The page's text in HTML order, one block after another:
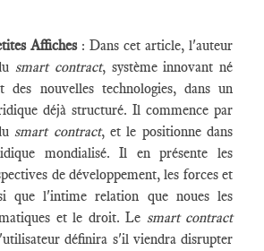
Affiches: Dans cet article, l'auteur
smart contract, système innovant né
des nouvelles technologies, dans un
déjà structuré. Il commence par
smart contract, et le positionne dans
mondialisé. Il en présente les
de développement, les forces et
que l'intime relation que noues les
et le droit. Le smart contract
définira s'il viendra disrupter